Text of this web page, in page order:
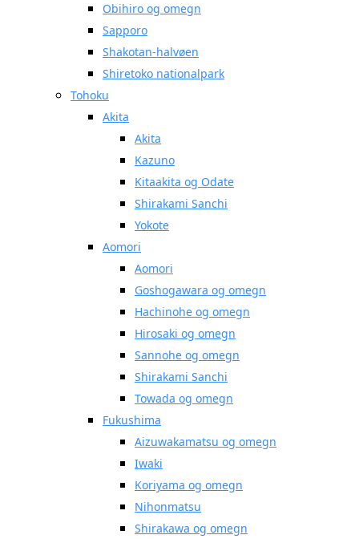
Obihiro og omegn
Sapporo
Shakotan-halvøen
Shiretoko nationalpark
Tohoku
Akita
Akita
Kazuno
Kitaakita og Odate
Shirakami Sanchi
Yokote
Aomori
Aomori
Goshogawara og omegn
Hachinohe og omegn
Hirosaki og omegn
Sannohe og omegn
Shirakami Sanchi
Towada og omegn
Fukushima
Aizuwakamatsu og omegn
Iwaki
Koriyama og omegn
Nihonmatsu
Shirakawa og omegn